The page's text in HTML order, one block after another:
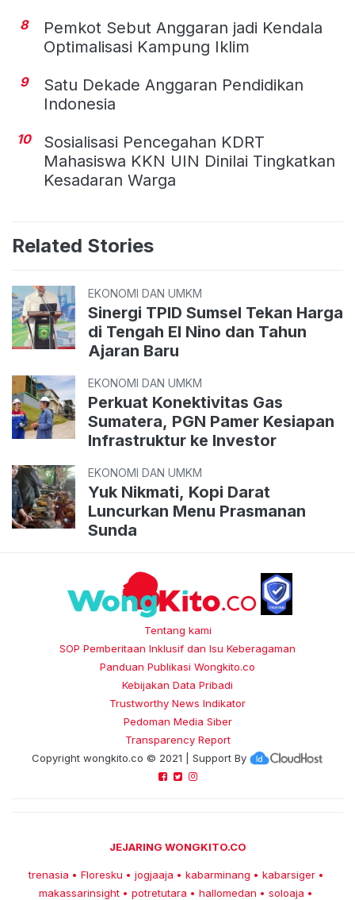
8
Pemkot Sebut Anggaran jadi Kendala
Optimalisasi Kampung Iklim
9
Satu Dekade Anggaran Pendidikan
Indonesia
10
Sosialisasi Pencegahan KDRT
Mahasiswa KKN UIN Dinilai Tingkatkan
Kesadaran Warga
Related Stories
EKONOMI DAN UMKM
Sinergi TPID Sumsel Tekan Harga
di Tengah El Nino dan Tahun
Ajaran Baru
EKONOMI DAN UMKM
Perkuat Konektivitas Gas
Sumatera, PGN Pamer Kesiapan
Infrastruktur ke Investor
EKONOMI DAN UMKM
Yuk Nikmati, Kopi Darat
Luncurkan Menu Prasmanan
Sunda
Tentang kami
SOP Pemberitaan Inklusif dan Isu Keberagaman
Panduan Publikasi Wongkito.co
Kebijakan Data Pribadi
Trustworthy News Indikator
Pedoman Media Siber
Transparency Report
Copyright wongkito.co © 2021 | Support By
JEJARING WONGKITO.CO
trenasia • Floresku • jogjaaja • kabarminang • kabarsiger •
makassarinsight • potretutara • hallomedan • soloaja •